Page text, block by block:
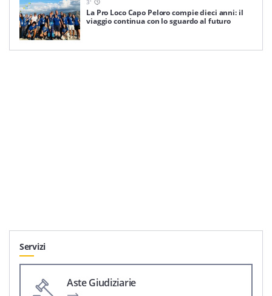
3'
La Pro Loco Capo Peloro compie dieci anni: il
viaggio continua con lo sguardo al futuro
Servizi
Aste Giudiziarie